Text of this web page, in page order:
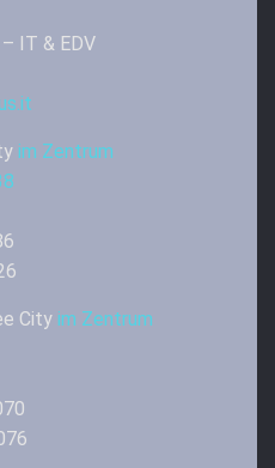
IT & EDV
im Zentrum
City im Zentrum